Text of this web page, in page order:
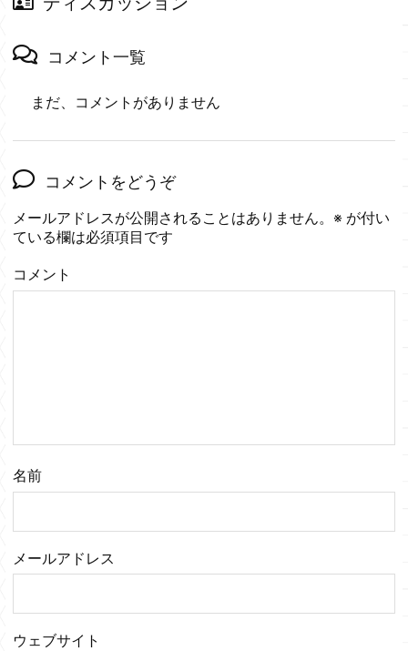
コメント一覧
まだ、コメントがありません
コメントをどうぞ
メールアドレスが公開されることはありません。 ※ が付い
ている欄は必須項目です
コメント
名前
メールアドレス
ウェブサイト